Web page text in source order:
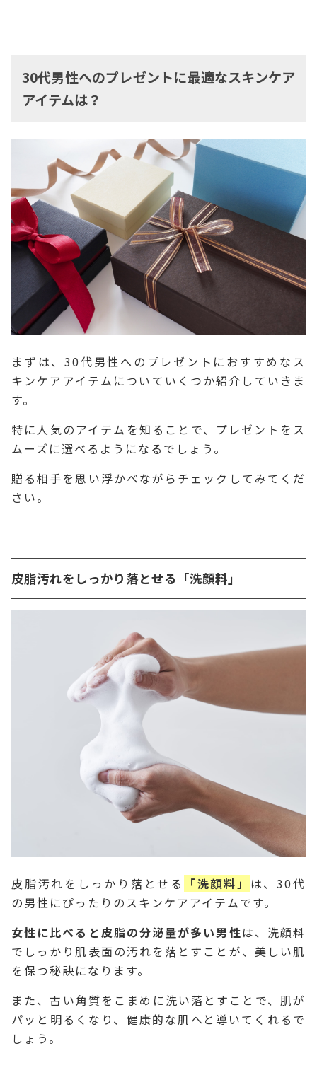
30代男性へのプレゼントに最適なスキンケア
アイテムは？
まずは、30代男性へのプレゼントにおすすめなス
キンケアアイテムについていくつか紹介していきま
す。
特に人気のアイテムを知ることで、プレゼントをス
ムーズに選べるようになるでしょう。
贈る相手を思い浮かべながらチェックしてみてくだ
さい。
皮脂汚れをしっかり落とせる「洗顔料」
皮脂汚れをしっかり落とせる 「洗顔料」 は、30代
の男性にぴったりのスキンケアアイテムです。
女性に比べると皮脂の分泌量が多い男性は、洗顔料
でしっかり肌表面の汚れを落とすことが、美しい肌
を保つ秘訣になります。
また、古い角質をこまめに洗い落とすことで、肌が
パッと明るくなり、健康的な肌へと導いてくれるで
しょう。